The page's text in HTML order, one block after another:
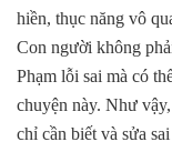
hiền, thục năng vô
Con người không
Phạm lỗi sai mà có
chuyện này. Như
chỉ cần biết và sửa